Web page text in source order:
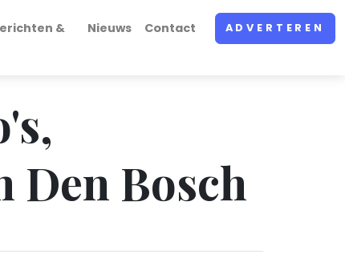
&
Nieuws Contact ADVERTEREN
Den Bosch